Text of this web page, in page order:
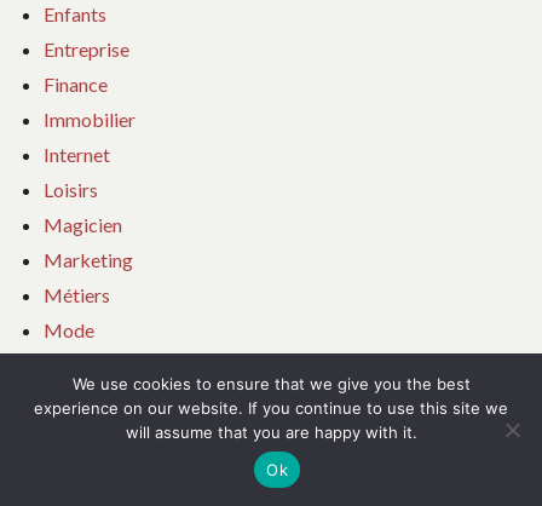
Enfants
Entreprise
Finance
Immobilier
Internet
Loisirs
Magicien
Marketing
Métiers
Mode
Non classé
Photographie
We use cookies to ensure that we give you the best
experience on our website. If you continue to use this site we
will assume that you are happy with it.
Ok